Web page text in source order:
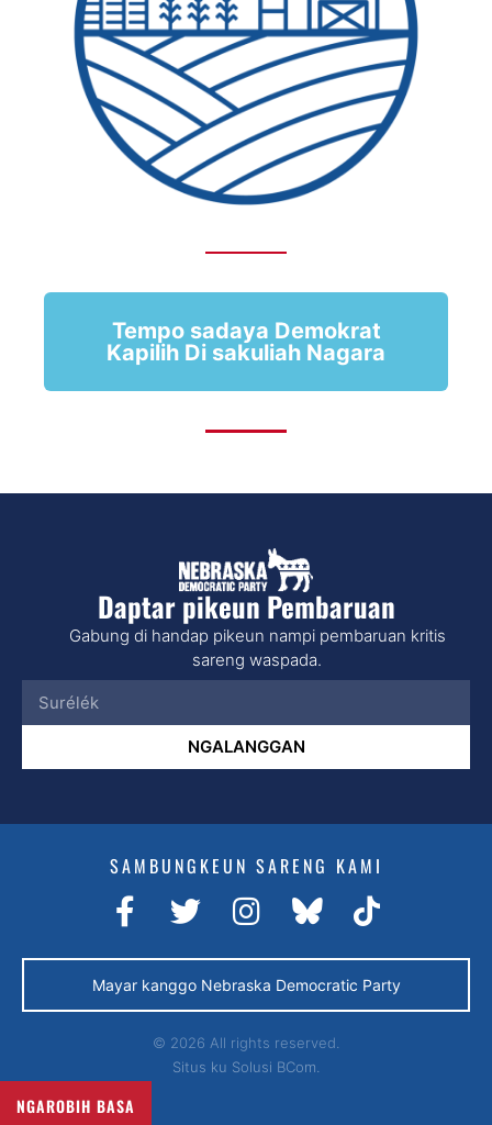
Tempo sadaya Demokrat
Kapilih Di sakuliah Nagara
Daptar pikeun Pembaruan
Gabung di handap pikeun nampi pembaruan kritis
sareng waspada.
NGALANGGAN
SAMBUNGKEUN SARENG KAMI
Mayar kanggo Nebraska Democratic Party
© 2026 All rights reserved.
Situs ku Solusi BCom.
NGAROBIH BASA